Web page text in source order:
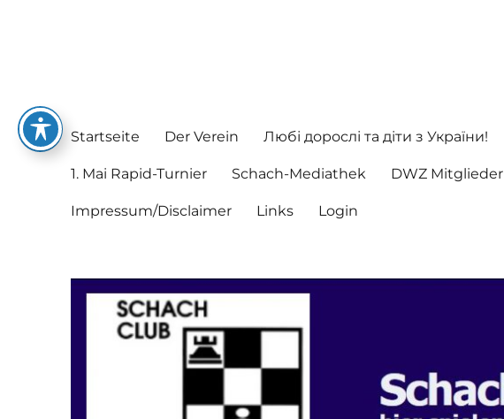
Startseite Der Verein Любі дорослі та діти з України!
1. Mai Rapid-Turnier Schach-Mediathek DWZ Mitglieder
Impressum/Disclaimer Links Login